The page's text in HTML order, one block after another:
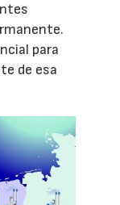
para
de esa